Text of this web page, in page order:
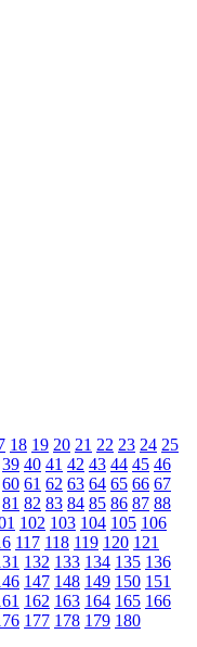
18 19 20 21 22 23 24 25
39 40 41 42 43 44 45 46
60 61 62 63 64 65 66 67
81 82 83 84 85 86 87 88
102 103 104 105 106
117 118 119 120 121
132 133 134 135 136
147 148 149 150 151
162 163 164 165 166
177 178 179 180